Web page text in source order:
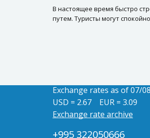
В настоящее время быстро
путем. Туристы могут
Exchange rates as of 07/08
USD = 2.67
EUR = 3.09
Exchange rate archive
+995 322050666